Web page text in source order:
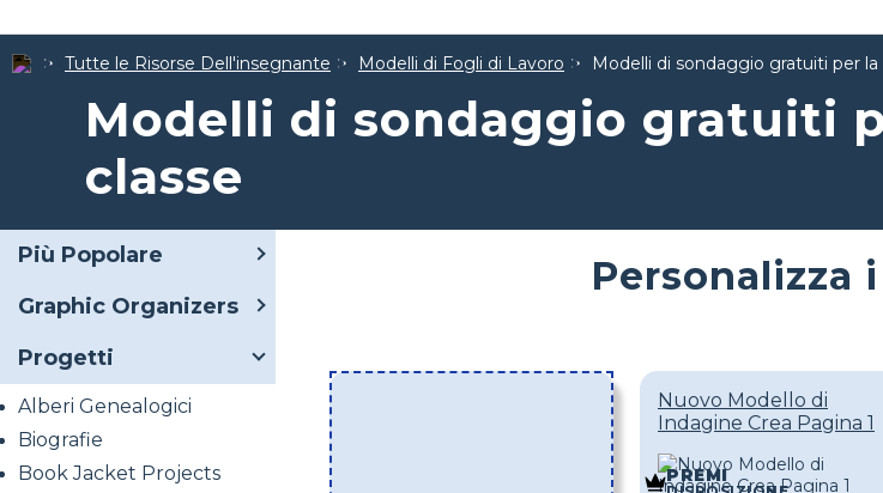
Tutte le Risorse Dell'insegnante Modelli di Fogli di Lavoro Modelli di sondaggio gratuiti per la
Modelli di sondaggio gratuiti
classe
Più Popolare
Graphic Organizers
Progetti
Alberi Genealogici
Biografie
Book Jacket Projects
Personalizza
Nuovo Modello di
Indagine Crea Pagina 1
PREMI